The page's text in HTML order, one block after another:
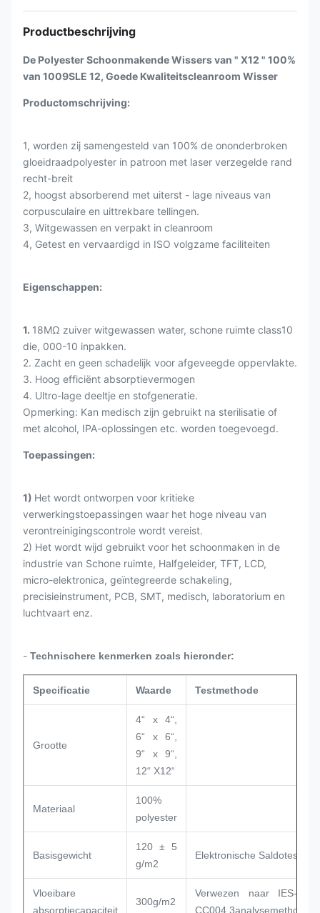
Productbeschrijving
De Polyester Schoonmakende Wissers van " X12 " 100%
van 1009SLE 12, Goede Kwaliteitscleanroom Wisser
Productomschrijving:
1, worden zij samengesteld van 100% de ononderbroken
gloeidraadpolyester in patroon met laser verzegelde rand
recht-breit
2, hoogst absorberend met uiterst - lage niveaus van
corpusculaire en uittrekbare tellingen.
3, Witgewassen en verpakt in cleanroom
4, Getest en vervaardigd in ISO volgzame faciliteiten
Eigenschappen:
1. 18MΩ zuiver witgewassen water, schone ruimte class10
die, 000-10 inpakken.
2. Zacht en geen schadelijk voor afgeveegde oppervlakte.
3. Hoog efficiënt absorptievermogen
4. Ultro-lage deeltje en stofgeneratie.
Opmerking: Kan medisch zijn gebruikt na sterilisatie of
met alcohol, IPA-oplossingen etc. worden toegevoegd.
Toepassingen:
1) Het wordt ontworpen voor kritieke
verwerkingstoepassingen waar het hoge niveau van
verontreinigingscontrole wordt vereist.
2) Het wordt wijd gebruikt voor het schoonmaken in de
industrie van Schone ruimte, Halfgeleider, TFT, LCD,
micro-elektronica, geïntegreerde schakeling,
precisieinstrument, PCB, SMT, medisch, laboratorium en
luchtvaart enz.
- Technischere kenmerken zoals hieronder:
Specificatie Waarde Testmethode
Grootte
4“ x 4“,
6“ x 6“,
9“ x 9“,
12“ X12“
Materiaal
100%
polyester
Basisgewicht
120 ± 5
g/m2
Elektronische Saldotest
Vloeibare
absorptiecapaciteit
300g/m2
Verwezen naar IES-rp-
CC004,3analysemethode